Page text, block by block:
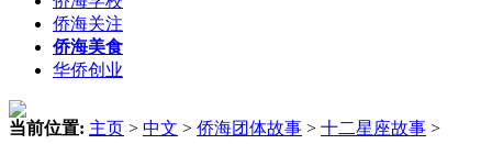
侨海关注
侨海美食
华侨创业
当前位置: 主页 > 中文 > 侨海团体故事 > 十二星座故事 >